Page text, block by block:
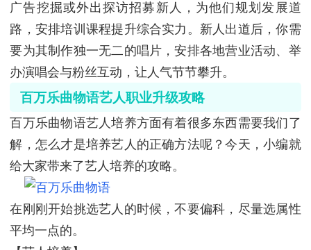
广告挖掘或外出探访招募新人，为他们规划发展道
路，安排培训课程提升综合实力。新人出道后，你需
要为其制作独一无二的唱片，安排各地营业活动、举
办演唱会与粉丝互动，让人气节节攀升。
百万乐曲物语艺人职业升级攻略
百万乐曲物语艺人培养方面有着很多东西需要我们了
解，怎么才是培养艺人的正确方法呢？今天，小编就
给大家带来了艺人培养的攻略。
在刚刚开始挑选艺人的时候，不要偏科，尽量选属性
平均一点的。